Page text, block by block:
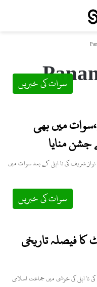
سوات کی خبریں
میں بھی
منایا
وزیر اعظم نواز شریف کی نا اہلی کے بعد سوات میں
سوات کی خبریں
فیصلہ تاریخی
نوازشریف کی نا اہلی کی خوشی میں جماعت اسلامی